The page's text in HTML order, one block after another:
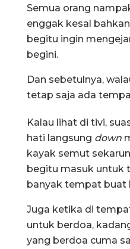
Semua orang
enggak kesal
begitu ingin
begini.
Dan sebetulnya,
tetap saja ada
Kalau lihat di tivi,
hati langsung down
kayak semut
begitu masuk untuk
banyak tempat buat
Juga ketika di
untuk berdoa,
yang berdoa cuma